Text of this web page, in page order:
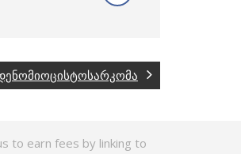
to earn fees by linking to